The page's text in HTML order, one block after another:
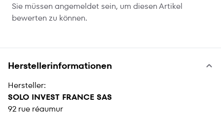
Sie müssen angemeldet sein, um diesen Artikel
bewerten zu können.
Herstellerinformationen
Hersteller:
SOLO INVEST FRANCE SAS
92 rue réaumur